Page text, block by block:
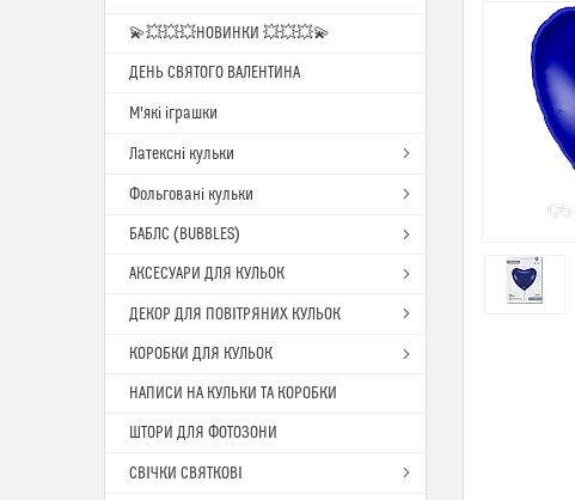
💫💥💥💥НОВИНКИ 💥💥💥💫
ДЕНЬ СВЯТОГО ВАЛЕНТИНА
М'які іграшки
Латексні кульки
Фольговані кульки
БАБЛС (BUBBLES)
АКСЕСУАРИ ДЛЯ КУЛЬОК
ДЕКОР ДЛЯ ПОВІТРЯНИХ КУЛЬОК
КОРОБКИ ДЛЯ КУЛЬОК
НАПИСИ НА КУЛЬКИ ТА КОРОБКИ
ШТОРИ ДЛЯ ФОТОЗОНИ
СВІЧКИ СВЯТКОВІ